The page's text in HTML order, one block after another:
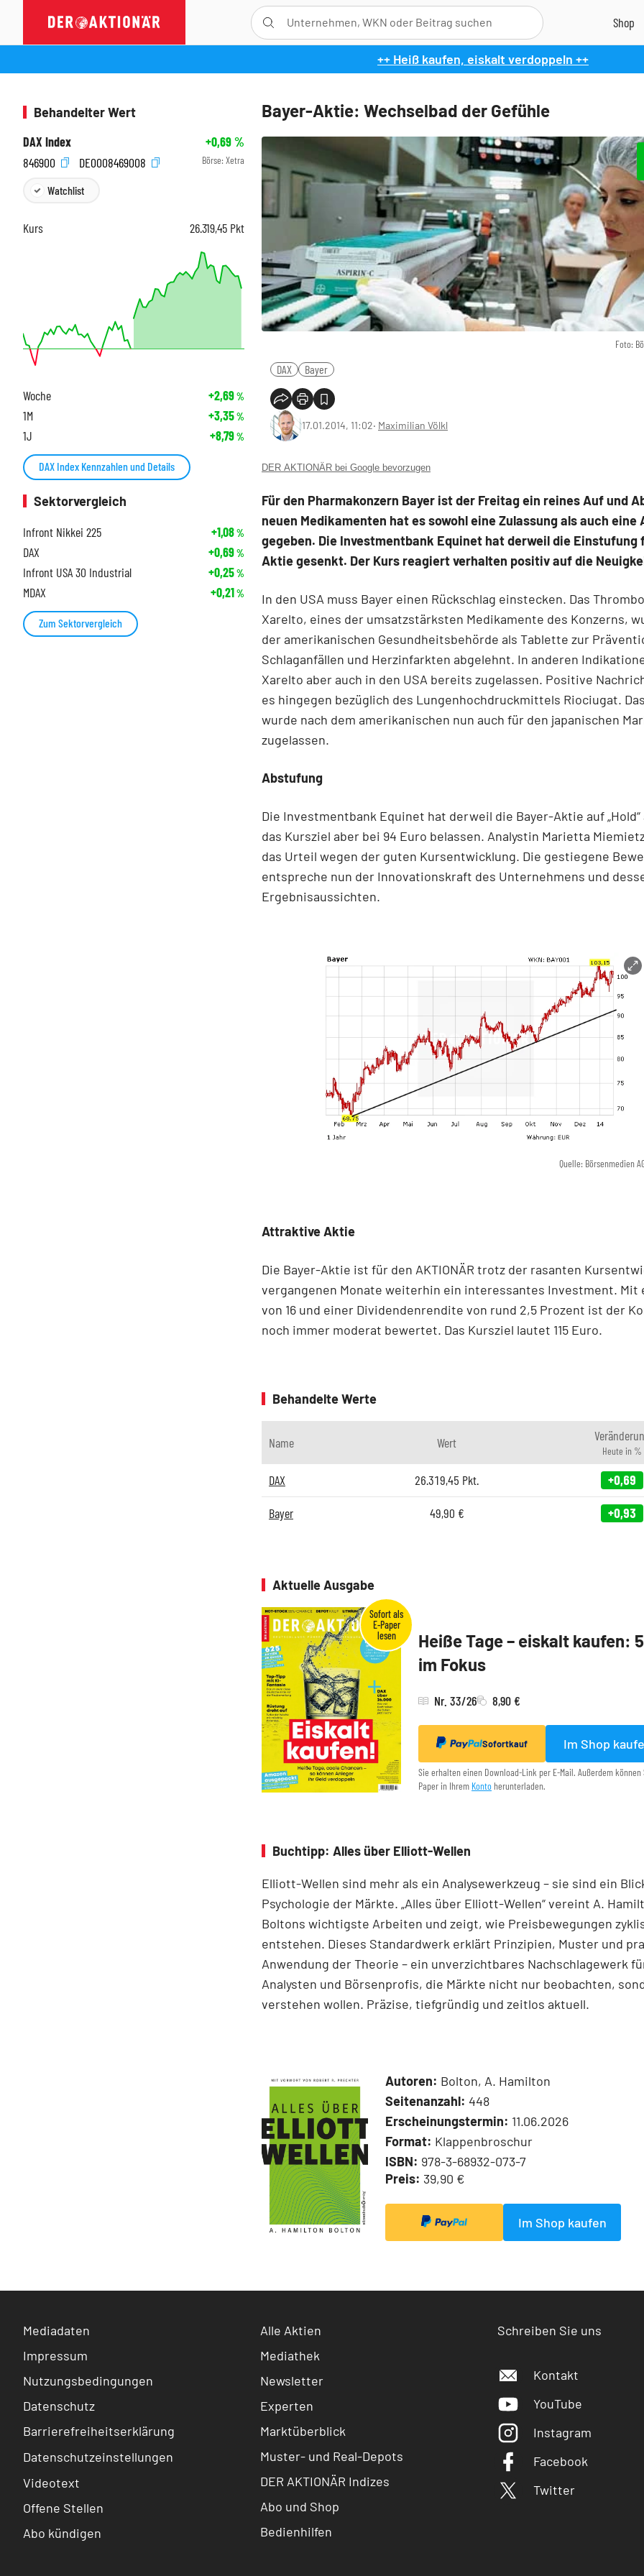
++ Heiß kaufen, eiskalt verdoppeln ++
Bayer-Aktie: Wechselbad der Gefühle
Foto:
DAX Bayer
17.01.2014, 11:02‧ Maximilian Völkl
DER AKTIONÄR bei Google bevorzugen
Für den Pharmakonzern Bayer ist der Freitag ein reines Auf und
neuen Medikamenten hat es sowohl eine Zulassung als auch eine
gegeben. Die Investmentbank Equinet hat derweil die Einstufung
Aktie gesenkt. Der Kurs reagiert verhalten positiv auf die
In den USA muss Bayer einen Rückschlag einstecken. Das
Xarelto, eines der umsatzstärksten Medikamente des Konzerns,
der amerikanischen Gesundheitsbehörde als Tablette zur
Schlaganfällen und Herzinfarkten abgelehnt. In anderen
Xarelto aber auch in den USA bereits zugelassen. Positive
es hingegen bezüglich des Lungenhochdruckmittels Riociugat.
wurde nach dem amerikanischen nun auch für den japanischen
zugelassen.
Abstufung
Die Investmentbank Equinet hat derweil die Bayer-Aktie auf
das Kursziel aber bei 94 Euro belassen. Analystin Marietta
das Urteil wegen der guten Kursentwicklung. Die gestiegene
entspreche nun der Innovationskraft des Unternehmens und
Ergebnisaussichten.
Quelle: Börsenmedien
Attraktive Aktie
Die Bayer-Aktie ist für den AKTIONÄR trotz der rasanten
vergangenen Monate weiterhin ein interessantes Investment. Mit
von 16 und einer Dividendenrendite von rund 2,5 Prozent ist der
noch immer moderat bewertet. Das Kursziel lautet 115 Euro.
Behandelte Werte
Name Wert
Heute in %
DAX 26.319,45 Pkt. +0,69
Bayer 49,90 € +0,93
Aktuelle Ausgabe
Heiße Tage – eiskalt kaufen:
im Fokus
Nr. 33/26 8,90 €
Sofortkauf Im Shop
Sie erhalten einen Download-Link per E-Mail. Außerdem
Paper in Ihrem Konto herunterladen.
Buchtipp: Alles über Elliott-Wellen
Elliott-Wellen sind mehr als ein Analysewerkzeug – sie sind ein
Psychologie der Märkte. „Alles über Elliott-Wellen“ vereint A.
Boltons wichtigste Arbeiten und zeigt, wie Preisbewegungen
entstehen. Dieses Standardwerk erklärt Prinzipien, Muster und
Anwendung der Theorie – ein unverzichtbares Nachschlagewerk
Analysten und Börsenprofis, die Märkte nicht nur beobachten,
verstehen wollen. Präzise, tiefgründig und zeitlos aktuell.
Autoren: Bolton, A. Hamilton
Seitenanzahl: 448
Erscheinungstermin: 11.06.2026
Format: Klappenbroschur
ISBN: 978-3-68932-073-7
Preis: 39,90 €
Im Shop kaufen
Behandelter Wert
DAX Index
+0,69%
846900
DE0008469008 Börse: Xetra
Watchlist
Kurs 26.319,45 Pkt
Woche +2,69%
1M +3,35%
1J +8,79%
DAX Index Kennzahlen und Details
Sektorvergleich
Infront Nikkei 225
+1,08%
DAX +0,69%
Infront USA 30 Industrial +0,25%
MDAX +0,21%
Zum Sektorvergleich
Mediadaten
Impressum
Nutzungsbedingungen
Datenschutz
Barrierefreiheitserklärung
Datenschutzeinstellungen
Videotext
Offene Stellen
Abo kündigen
Alle Aktien
Mediathek
Newsletter
Experten
Marktüberblick
Muster- und Real-Depots
DER AKTIONÄR Indizes
Abo und Shop
Bedienhilfen
Schreiben Sie uns
Kontakt
YouTube
Instagram
Facebook
Twitter